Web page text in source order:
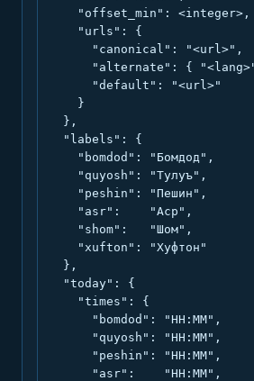
    "offset_min": <integer>,
    "urls": {
      "canonical": "<url>",
"alternate": {
      "default": "<url>"
    }
  },
  "labels": {
    "bomdod": "Бомдод",
    "quyosh": "Тулуъ",
    "peshin": "Пешин",
    "asr":    "Аср",
    "shom":   "Шом",
    "xufton": "Хуфтон"
  },
  "today": {
    "times": {
      "bomdod": "HH:MM",
      "quyosh": "HH:MM",
      "peshin": "HH:MM",
      "asr":    "HH:MM",